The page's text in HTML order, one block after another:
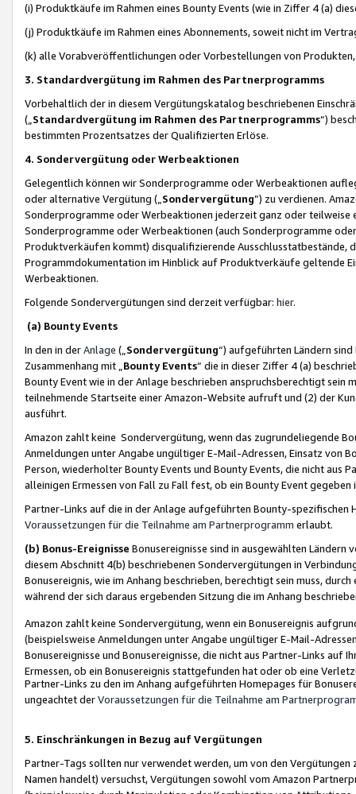
(i) Produktkäufe im Rahmen eines Bounty Events (wie in Ziffer 4 (a)
(j) Produktkäufe im Rahmen eines Abonnements, soweit nicht im
(k) alle Vorabveröffentlichungen oder Vorbestellungen von
3. Standardvergütung im Rahmen des Partnerprogramms
Vorbehaltlich der in diesem Vergütungskatalog beschriebenen
(„ Standardvergütung im Rahmen des Partnerprogramms“)
bestimmten Prozentsatzes der Qualifizierten Erlöse.
4. Sondervergütung oder Werbeaktionen
Gelegentlich können wir Sonderprogramme oder Werbeaktionen
oder alternative Vergütung („ Sondervergütung”) zu verdienen.
Sonderprogramme oder Werbeaktionen jederzeit ganz oder
Sonderprogramme oder Werbeaktionen (auch Sonderprogramme
Produktverkäufen kommt) disqualifizierende Ausschlusstatbestände,
Programmdokumentation im Hinblick auf Produktverkäufe geltende
Werbeaktionen.
Folgende Sondervergütungen sind derzeit verfügbar: hier.
(a) Bounty Events
In den in derAnlage („ Sondervergütung“) aufgeführten Ländern
Zusammenhang mit „ Bounty Events“ die in dieser Ziffer 4 (a)
Bounty Event wie in der Anlage beschrieben anspruchsberechtigt sein
teilnehmende Startseite einer Amazon-Website aufruft und (2) der
ausführt.
Amazon zahlt keine Sondervergütung, wenn das zugrundeliegende
Anmeldungen unter Angabe ungültiger E-Mail-Adressen, Einsatz von
Person, wiederholter Bounty Events und Bounty Events, die nicht
alleinigen Ermessen von Fall zu Fall fest, ob ein Bounty Event
Partner-Links auf die in der Anlage aufgeführten Bounty-spezifischen
Voraussetzungen für die Teilnahme am Partnerprogramm erlaubt.
(b) Bonus-Ereignisse Bonusereignisse sind in ausgewählten Ländern
diesem Abschnitt 4(b) beschriebenen Sondervergütungen in
Bonusereignis, wie im Anhang beschrieben, berechtigt sein muss,
während der sich daraus ergebenden Sitzung die im Anhang
Amazon zahlt keine Sondervergütung, wenn ein Bonusereignis
(beispielsweise Anmeldungen unter Angabe ungültiger E-Mail-
Bonusereignisse und Bonusereignisse, die nicht aus Partner-Links auf
Ermessen, ob ein Bonusereignis stattgefunden hat oder ob eine
Partner-Links zu den im Anhang aufgeführten Homepages für
ungeachtet derVoraussetzungen für die Teilnahme am
5. Einschränkungen in Bezug auf Vergütungen
Partner-Tags sollten nur verwendet werden, um von den
Namen handelt) versuchst, Vergütungen sowohl vom Amazon